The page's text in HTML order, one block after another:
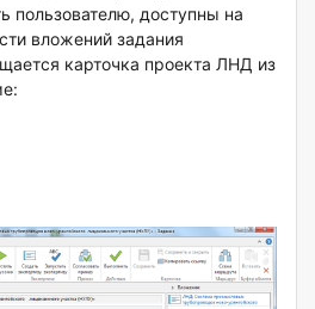
пользователю, доступны на
вложений задания
карточка проекта ЛНД из